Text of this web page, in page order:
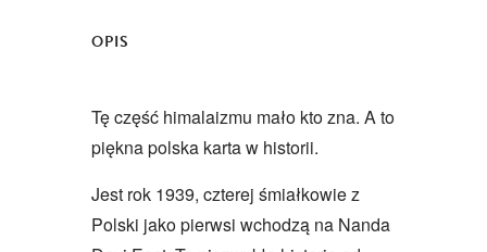
OPIS
Tę część himalaizmu mało kto zna. A to
piękna polska karta w historii.
Jest rok 1939, czterej śmiałkowie z
Polski jako pierwsi wchodzą na Nanda